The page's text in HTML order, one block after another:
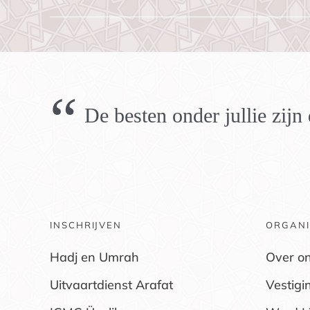
“ De besten onder jullie zijn
INSCHRIJVEN
Hadj en Umrah
Uitvaartdienst Arafat
Over